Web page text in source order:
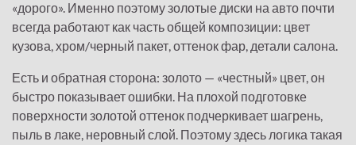
«дорого». Именно поэтому золотые диски на авто почти
всегда работают как часть общей композиции: цвет
кузова, хром/черный пакет, оттенок фар, детали салона.
Есть и обратная сторона: золото — «честный» цвет, он
быстро показывает ошибки. На плохой подготовке
поверхности золотой оттенок подчеркивает шагрень,
пыль в лаке, неровный слой. Поэтому здесь логика такая